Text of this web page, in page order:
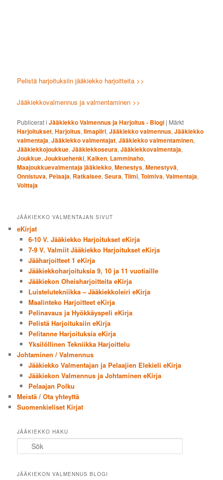
Pelistä harjoituksiin jääkiekko harjoitteita >>
Jääkiekkovalmennus ja valmentaminen >>
Publicerat i Jääkiekko Valmennus ja Harjoitus - Blogi | Märkt
Harjoitukset,Harjoitus,Ilmapiiri,Jääkiekko valmennus,Jääkiekko
valmentaja,Jääkiekko valmentajat,Jääkiekko valmentaminen,
Jääkiekkojoukkue,Jääkiekkoseura,Jääkiekkovalmentaja,
Joukkue,Joukkuehenki,Kaiken, Lamminaho,
Maajoukkuevalmentaja jääkiekko,Menestys,Menestyvä,
Onnistuva, Pelaaja, Ratkaisee,Seura,Tiimi,Toimiva,Valmentaja,
Voittaja
JÄÄKIEKKO VALMENTAJAN SIVUT
eKirjat
6-10 V. Jääkiekko Harjoitukset eKirja
7-9 V. Valmiit Jääkiekko Harjoitukset eKirja
Jääharjoitteet 1 eKirja
Jääkiekkoharjoituksia 9, 10 ja 11 vuotiaille
Jääkiekon Oheisharjoitteita eKirja
Luistelutekniikka – Jääkiekkoleiri eKirja
Maalinteko Harjoitteet eKirja
Pelinavaus ja Hyökkäyspeli eKirja
Pelistä Harjoituksiin eKirja
Pelitanne Harjoituksia eKirja
Yksilöllinen Tekniikka Harjoittelu
Johtaminen / Valmennus
Jääkiekko Valmentajan ja Pelaajien Elekieli eKirja
Jääkiekon Valmennus ja Johtaminen eKirja
Pelaajan Polku
Meistä / Ota yhteyttä
Suomenkieliset Kirjat
JÄÄKIEKKO HAKU
JÄÄKIEKON VALMENNUS BLOGI